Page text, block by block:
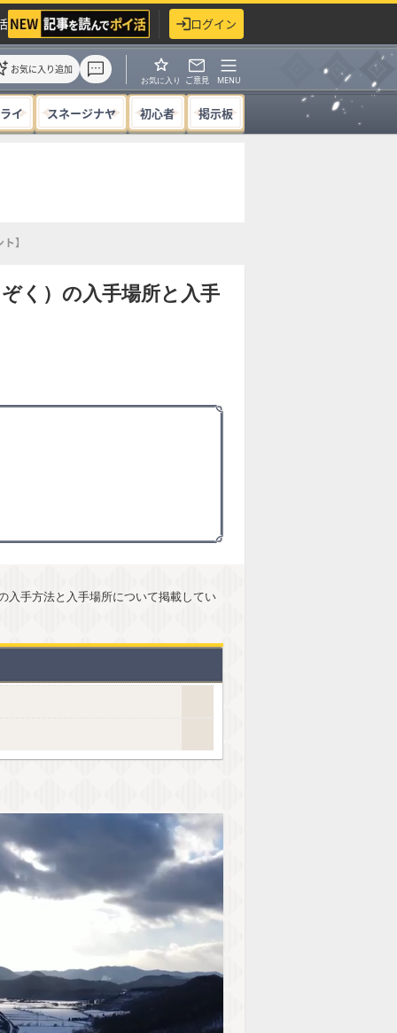
ログイン
お気に入り追加
お気に入り ご意見 MENU
イ スネージナヤ 初心者 掲示板
】
く）の入手場所と入手
入手方法と入手場所について掲載してい